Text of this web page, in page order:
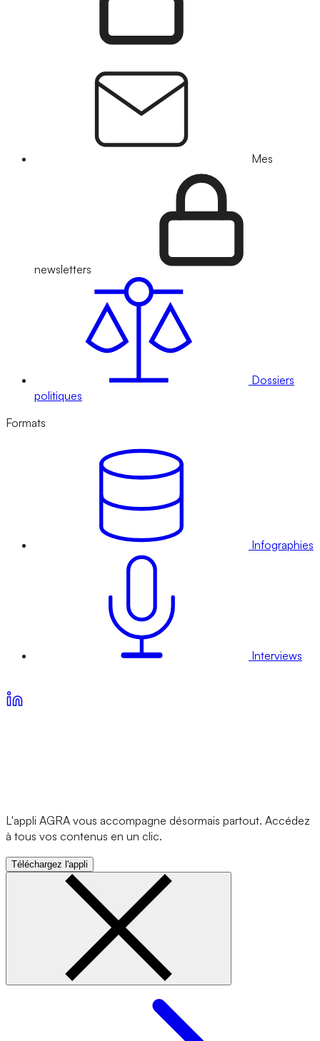
Mes
newsletters
Dossiers
politiques
Formats
Infographies
Interviews
L'appli AGRA vous accompagne désormais partout. Accédez
à tous vos contenus en un clic.
Téléchargez l'appli